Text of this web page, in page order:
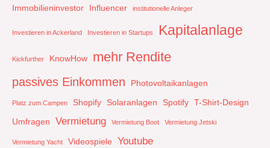
Immobilieninvestor Influencer institutionelle Anleger
Investieren in Ackerland Investieren in Startups Kapitalanlage
Kickfurther KnowHow mehr Rendite
passives Einkommen Photovoltaikanlagen
Platz zum Campen Shopify Solaranlagen Spotify T-Shirt-Design
Umfragen
Vermietung Vermietung Boot Vermietung Jetski
Vermietung Yacht Videospiele Youtube